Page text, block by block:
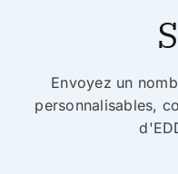
Envoyez un
personnalisables,